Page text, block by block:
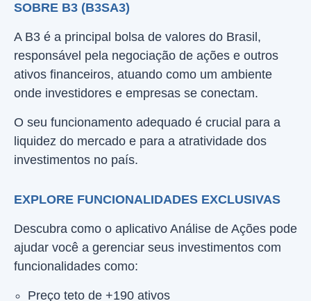
SOBRE B3 (B3SA3)
A B3 é a principal bolsa de valores do Brasil,
responsável pela negociação de ações e outros
ativos financeiros, atuando como um ambiente
onde investidores e empresas se conectam.
O seu funcionamento adequado é crucial para a
liquidez do mercado e para a atratividade dos
investimentos no país.
EXPLORE FUNCIONALIDADES EXCLUSIVAS
Descubra como o aplicativo Análise de Ações pode
ajudar você a gerenciar seus investimentos com
funcionalidades como:
Preço teto de +190 ativos